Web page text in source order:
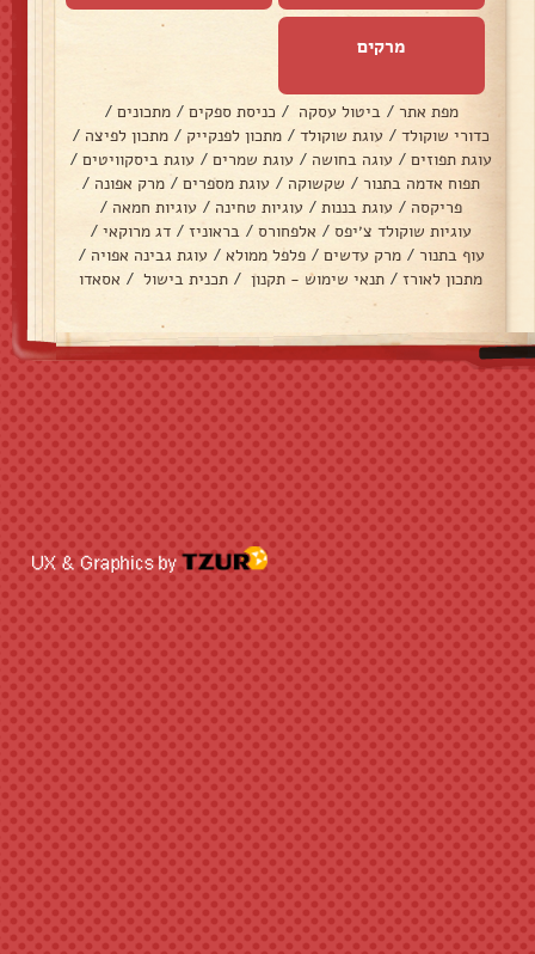
מרקים
מפת אתר / ביטול עסקה / כניסת ספקים / מתכונים /
כדורי שוקולד / עוגת שוקולד / מתכון לפנקייק / מתכון לפיצה /
עוגת תפוזים / עוגה בחושה / עוגת שמרים / עוגת ביסקוויטים /
תפוח אדמה בתנור / שקשוקה / עוגת מספרים / מרק אפונה /
פריקסה / עוגת בננות / עוגיות טחינה / עוגיות חמאה /
עוגיות שוקולד צ׳יפס / אלפחורס / בראוניז / דג מרוקאי /
עוף בתנור / מרק עדשים / פלפל ממולא / עוגת גבינה אפויה /
מתכון לאורז / תנאי שימוש - תקנון / תכנית בישול / אסאדו